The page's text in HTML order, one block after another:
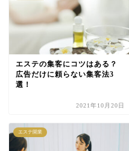
エステの集客にコツはある？
広告だけに頼らない集客法3
選！
2021年10月20日
エステ開業